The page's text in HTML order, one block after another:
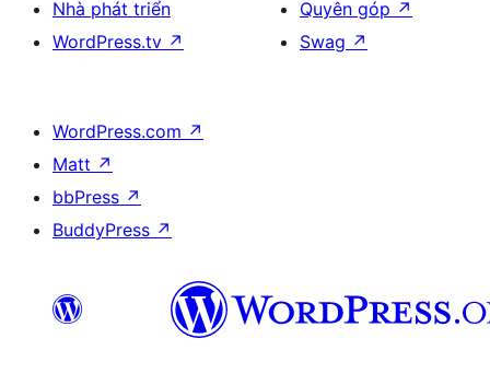
Nhà phát triển
WordPress.tv ↗
Quyên góp ↗
Swag ↗
WordPress.com ↗
Matt ↗
bbPress ↗
BuddyPress ↗